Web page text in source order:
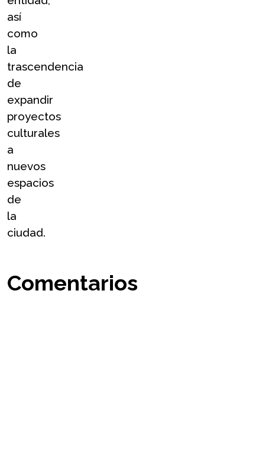
así
como
la
trascendencia
de
expandir
proyectos
culturales
a
nuevos
espacios
de
la
ciudad.
Comentarios